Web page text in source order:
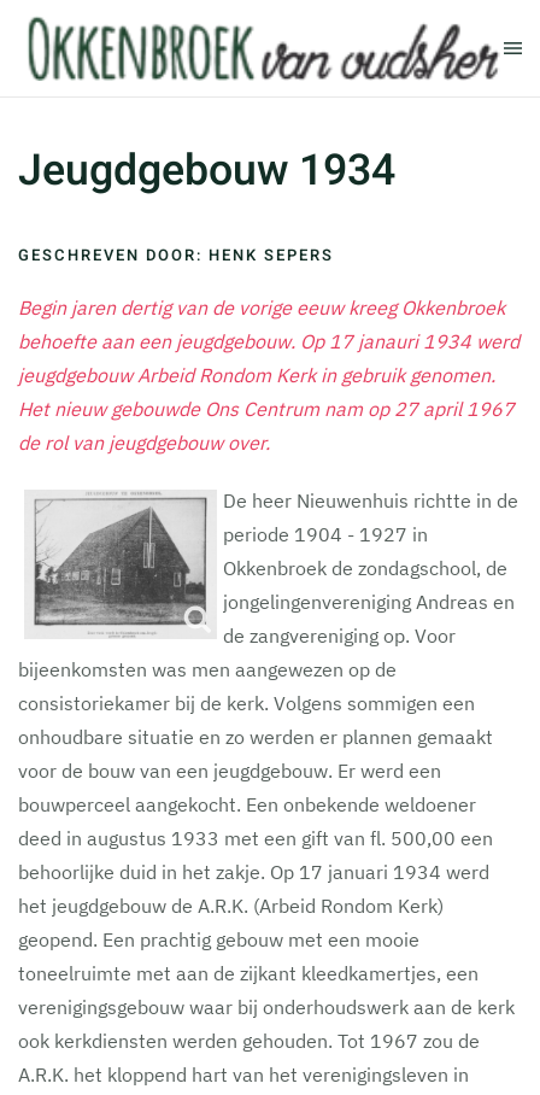
Terug naar hoofdinhoud
Jeugdgebouw 1934
GESCHREVEN DOOR: HENK SEPERS
Begin jaren dertig van de vorige eeuw kreeg Okkenbroek
behoefte aan een jeugdgebouw. Op 17 janauri 1934 werd
jeugdgebouw Arbeid Rondom Kerk in gebruik genomen.
Het nieuw gebouwde Ons Centrum nam op 27 april 1967
de rol van jeugdgebouw over.
De heer Nieuwenhuis richtte in de
periode 1904 - 1927 in
Okkenbroek de zondagschool, de
jongelingenvereniging Andreas en
de zangvereniging op. Voor
bijeenkomsten was men aangewezen op de
consistoriekamer bij de kerk. Volgens sommigen een
onhoudbare situatie en zo werden er plannen gemaakt
voor de bouw van een jeugdgebouw. Er werd een
bouwperceel aangekocht. Een onbekende weldoener
deed in augustus 1933 met een gift van fl. 500,00 een
behoorlijke duid in het zakje. Op 17 januari 1934 werd
het jeugdgebouw de A.R.K. (Arbeid Rondom Kerk)
geopend. Een prachtig gebouw met een mooie
toneelruimte met aan de zijkant kleedkamertjes, een
verenigingsgebouw waar bij onderhoudswerk aan de kerk
ook kerkdiensten werden gehouden. Tot 1967 zou de
A.R.K. het kloppend hart van het verenigingsleven in